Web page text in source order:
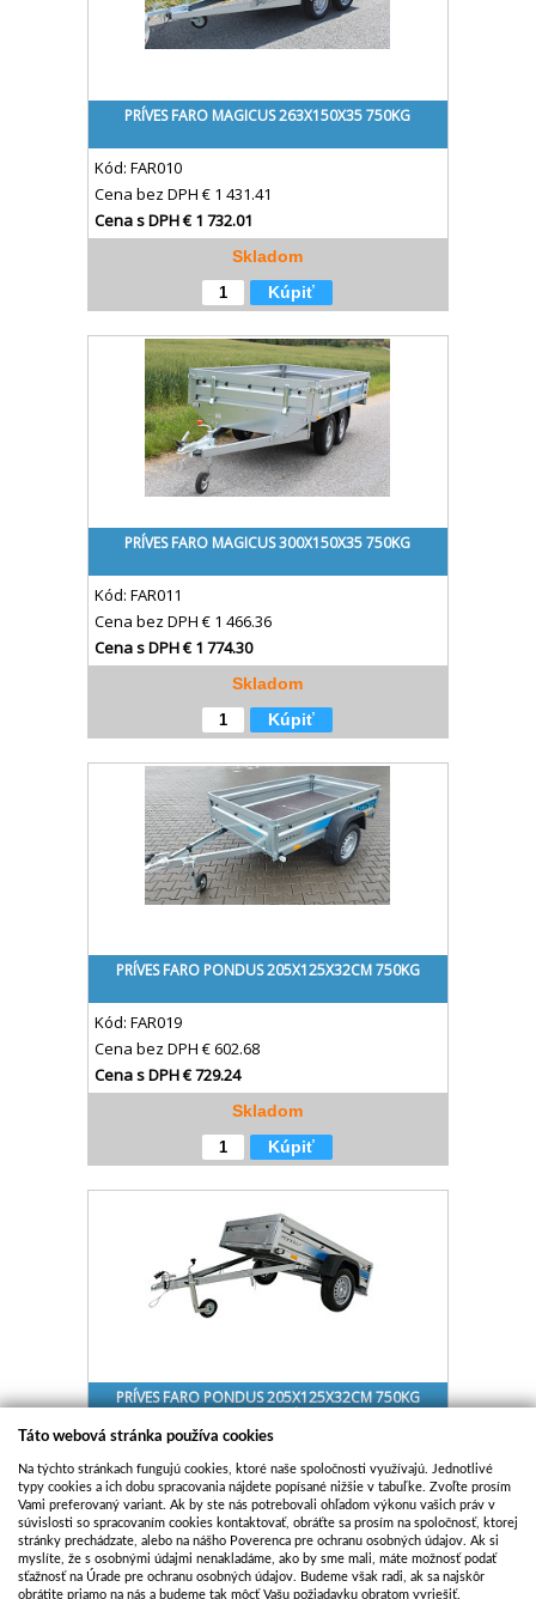
PRÍVES FARO MAGICUS 263X150X35 750KG
Kód: FAR010
Cena bez DPH € 1 431.41
Cena s DPH€ 1 732.01
Skladom
Kúpiť
PRÍVES FARO MAGICUS 300X150X35 750KG
Kód: FAR011
Cena bez DPH € 1 466.36
Cena s DPH€ 1 774.30
Skladom
Kúpiť
PRÍVES FARO PONDUS 205X125X32CM 750KG
Kód: FAR019
Cena bez DPH € 602.68
Cena s DPH€ 729.24
Skladom
Kúpiť
PRÍVES FARO PONDUS 205X125X32CM 750KG
FAR106
Cena bez DPH€ 656.38
Cena s DPH€ 794.22
Skladom
Kúpiť
Táto webová stránka používa cookies
Na týchto stránkach fungujú cookies, ktoré naše spoločnosti využívajú. Jednotlivé
typy cookies a ich dobu spracovania nájdete popísané nižšie v tabuľke. Zvoľte prosím
Vami preferovaný variant. Ak by ste nás potrebovali ohľadom výkonu vašich práv v
súvislosti so spracovaním cookies kontaktovať, obráťte sa prosím na spoločnosť, ktorej
stránky prechádzate, alebo na nášho Poverenca pre ochranu osobných údajov. Ak si
myslíte, že s osobnými údajmi nenakladáme, ako by sme mali, máte možnosť podať
sťažnosť na Úrade pre ochranu osobných údajov. Budeme však radi, ak sa najskôr
obrátite priamo na nás a budeme tak môcť Vašu požiadavku obratom vyriešiť.